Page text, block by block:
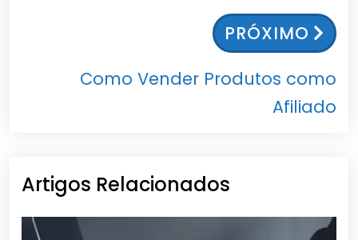
PRÓXIMO
Como Vender Produtos como
Afiliado
Artigos Relacionados